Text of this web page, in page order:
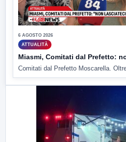
6 AGOSTO 2026
ATTUALITÀ
Miasmi, Comitati dal Prefetto:
Comitati dal Prefetto Moscarella.